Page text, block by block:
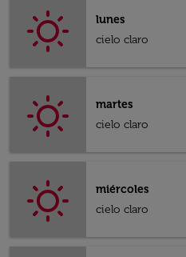
lunes
cielo claro
martes
cielo claro
miércoles
cielo claro